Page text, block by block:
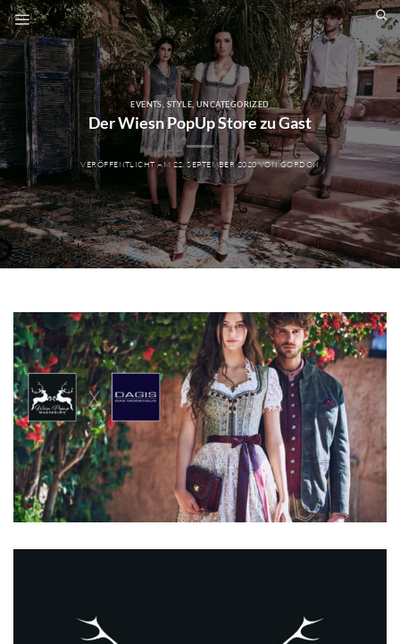
Zum
Inhalt
springen
EVENTS,STYLE,UNCATEGORIZED
Der Wiesn PopUp Store zu Gast
VERÖFFENTLICHT AM 22. SEPTEMBER 2020 VONGORDON